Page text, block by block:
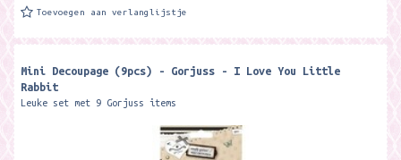
Toevoegen aan verlanglijstje
Mini Decoupage (9pcs) - Gorjuss - I Love You Little
Rabbit
Leuke set met 9 Gorjuss items